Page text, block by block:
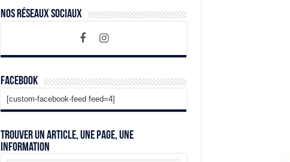
Nos Réseaux Sociaux
Facebook
[custom-facebook-feed feed=4]
Trouver un article, une page, une
information